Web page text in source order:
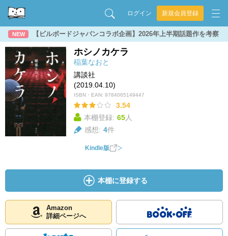
ログイン 新規会員登録
NEW 【ビルボードジャパンコラボ企画】2026年上半期話題作を考察
ホシノカケラ
稲葉なおと
講談社
(2019.04.10)
ISBN・EAN: 9784065149447
3.54
本棚登録: 65人
感想: 4件
Kindle版
本棚に登録する
Amazon
詳細ページへ